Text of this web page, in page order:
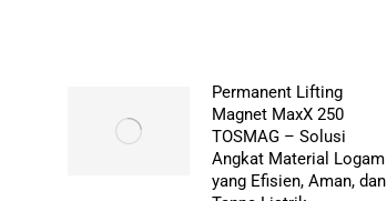
Permanent Lifting
Magnet MaxX 250
TOSMAG – Solusi
Angkat Material Logam
yang Efisien, Aman, dan